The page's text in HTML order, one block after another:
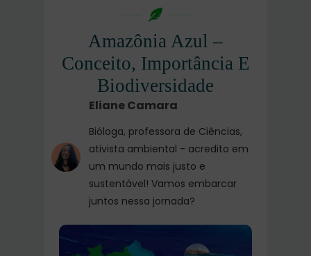
Amazônia Azul –
Conceito, Importância E
Biodiversidade
Eliane Camara
Bióloga, professora de Ciências,
ativista ambiental - acredito em
um mundo mais justo e
sustentável! Vamos embarcar
juntos nessa jornada?